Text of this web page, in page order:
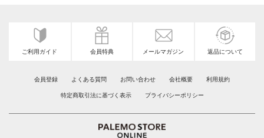
ご利用ガイド 会員特典 メールマガジン 返品について
会員登録 よくある質問 お問い合わせ 会社概要 利用規約
特定商取引法に基づく表示 プライバシーポリシー